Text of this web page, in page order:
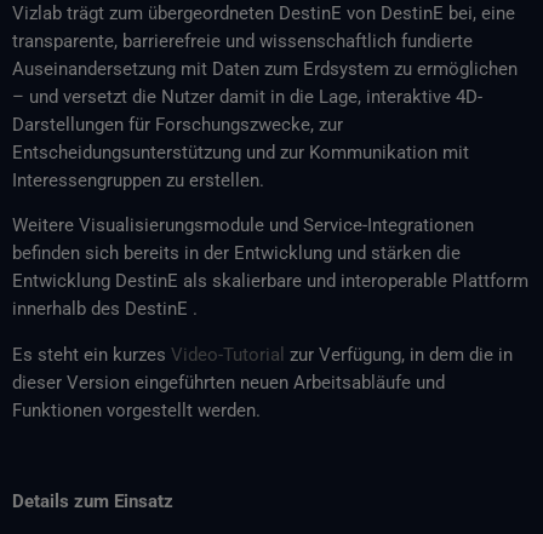
Vizlab trägt zum übergeordneten DestinE von DestinE bei, eine
transparente, barrierefreie und wissenschaftlich fundierte
Auseinandersetzung mit Daten zum Erdsystem zu ermöglichen
– und versetzt die Nutzer damit in die Lage, interaktive 4D-
Darstellungen für Forschungszwecke, zur
Entscheidungsunterstützung und zur Kommunikation mit
Interessengruppen zu erstellen.
Weitere Visualisierungsmodule und Service-Integrationen
befinden sich bereits in der Entwicklung und stärken die
Entwicklung DestinE als skalierbare und interoperable Plattform
innerhalb des DestinE .
Es steht ein kurzes Video-Tutorial zur Verfügung, in dem die in
dieser Version eingeführten neuen Arbeitsabläufe und
Funktionen vorgestellt werden.
Details zum Einsatz